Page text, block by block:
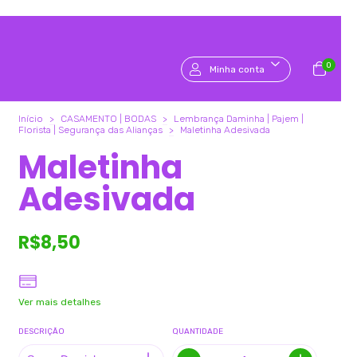
Minha conta 0
Início > CASAMENTO | BODAS >
Lembrança Daminha | Pajem |
Florista | Segurança das Alianças
> Maletinha Adesivada
Maletinha
Adesivada
R$8,50
Ver mais detalhes
DESCRIÇÃO QUANTIDADE